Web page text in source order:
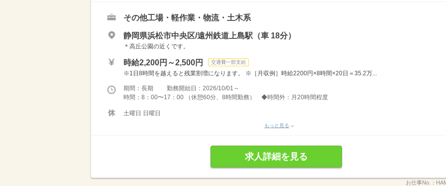
その他工場・軽作業・物流・土木系
静岡県浜松市中央区/遠州鉄道上島駅（車 18分）
＊高丘公園の近くです。
時給2,200円～2,500円 交通費一部支給
※1日8時間を越えると残業割増になります。 ※［月収例］時給2200円×8時間×20日＝35.2万...
期間：長期 勤務開始日：2026/10/01～
時間：8：00〜17：00 （休憩60分、8時間勤務） ◆時間外：月20時間程度
土曜日 日曜日
もっと見る
求人詳細を見る
お仕事No.：